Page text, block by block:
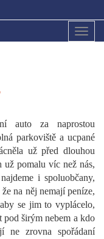
auto za naprostou
parkoviště a ucpané
už před dlouhou
už pomalu víc než nás,
i spoluobčany,
na něj nemají peníze,
se jim to vyplácelo,
pod širým nebem a kdo
zrovna spořádaní